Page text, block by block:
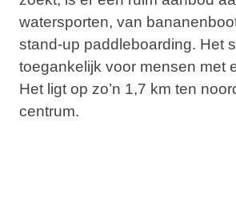
watersporten, van
stand-up paddleboarding. Het
toegankelijk voor mensen met
Het ligt op zo’n 1,7 km ten
centrum.